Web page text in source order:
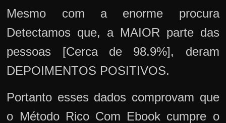
Mesmo com a enorme procura
Detectamos que, a MAIOR parte das
pessoas [Cerca de 98.9%], deram
DEPOIMENTOS POSITIVOS.
Portanto esses dados comprovam que
o Método Rico Com Ebook cumpre o